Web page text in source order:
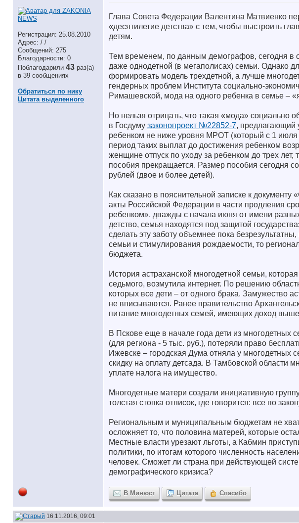
Регистрация: 25.08.2010
Адрес: / /
Сообщений: 275
Благодарности: 0
Поблагодарили 43 раз(а)
в 39 сообщениях
Обратиться по нику
Цитата выделенного
Глава Совета Федерации Валентина Матвиенко
«десятилетие детства» с тем, чтобы выстроить
детям.
Тем временем, по данным демографов, сегодня в
даже однодетной (в мегаполисах) семьи. Однако
формировать модель трехдетной, а лучше
гендерных проблем Института социально-
Римашевской, мода на одного ребенка в семье –
Но нельзя отрицать, что такая «мода» социально
в Госдуму законопроект №22852-7, предлагающий
ребенком не ниже уровня МРОТ (который с 1 июля
период таких выплат до достижения ребенком
женщине отпуск по уходу за ребенком до трех
пособия прекращается. Размер пособия сегодня
рублей (двое и более детей).
Как сказано в пояснительной записке к
акты Российской Федерации в части продления
ребенком», дважды с начала июня от имени
детство, семья находятся под защитой
сделать эту заботу объемнее пока
семьи и стимулирования рождаемости, то
бюджета.
История астраханской многодетной семьи,
седьмого, возмутила интернет. По решению
которых все дети – от одного брака. Замужество
не вписываются. Ранее правительство
питание многодетных семей, имеющих доход
В Пскове еще в начале года дети из
(для региона - 5 тыс. руб.), потеряли право
Ижевске – городская Дума отняла у
скидку на оплату детсада. В Тамбовской области
уплате налога на имущество.
Многодетные матери создали инициативную
толстая стопка отписок, где говорится: все по
Региональным и муниципальным бюджетам не
осложняет то, что половина матерей, которые
Местные власти урезают льготы, а Кабмин
политики, по итогам которого численность
человек. Сможет ли страна при действующей
демографического кризиса?
В Минюст Цитата Спасибо
16.11.2016, 09:01